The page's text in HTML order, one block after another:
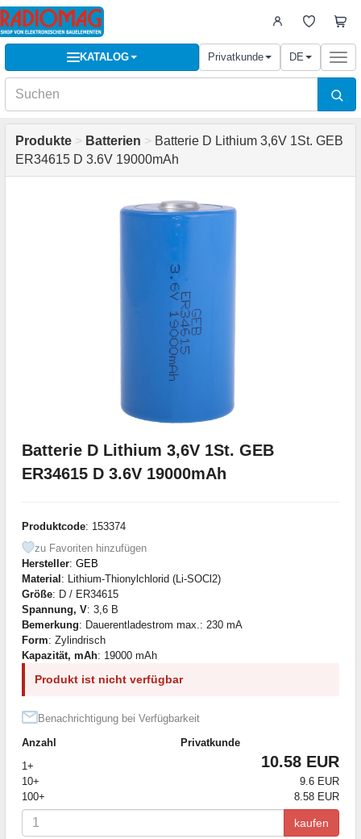
KATALOG Privatkunde DE
Produkte > Batterien > Batterie D Lithium 3,6V 1St. GEB
ER34615 D 3.6V 19000mAh
Batterie D Lithium 3,6V 1St. GEB
ER34615 D 3.6V 19000mAh
Produktcode: 153374
zu Favoriten hinzufügen
Hersteller: GEB
Material: Lithium-Thionylchlorid (Li-SOCl2)
Größe: D / ER34615
Spannung, V: 3,6 В
Bemerkung: Dauerentladestrom max.: 230 mA
Form: Zylindrisch
Kapazität, mAh: 19000 mAh
Produkt ist nicht verfügbar
Benachrichtigung bei Verfügbarkeit
Anzahl
Privatkunde
1+
10.58 EUR
10+
9.6 EUR
100+
8.58 EUR
kaufen